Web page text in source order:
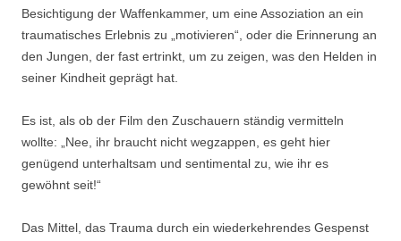
Besichtigung der Waffenkammer, um eine Assoziation an ein
traumatisches Erlebnis zu „motivieren“, oder die Erinnerung an
den Jungen, der fast ertrinkt, um zu zeigen, was den Helden in
seiner Kindheit geprägt hat.
Es ist, als ob der Film den Zuschauern ständig vermitteln
wollte: „Nee, ihr braucht nicht wegzappen, es geht hier
genügend unterhaltsam und sentimental zu, wie ihr es
gewöhnt seit!“
Das Mittel, das Trauma durch ein wiederkehrendes Gespenst